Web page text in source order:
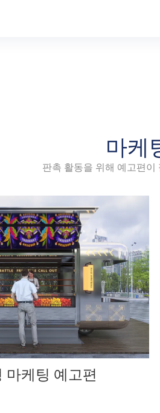
마케
판촉 활동을 위해 예고편
마케팅 예고편